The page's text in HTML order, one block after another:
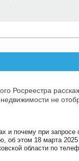
Росреестра
не
и почему при запросе
об этом 18 марта 2025
области по